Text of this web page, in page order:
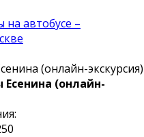
автобусе –
(онлайн-экскурсия)
(онлайн-